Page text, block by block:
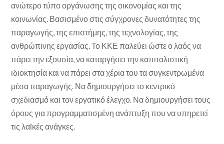
ανώτερο τύπο οργάνωσης της οικονομίας και της
κοινωνίας. Βασισμένο στις σύγχρονες δυνατότητες της
παραγωγής, της επιστήμης, της τεχνολογίας, της
ανθρώπινης εργασίας. Το ΚΚΕ παλεύει ώστε ο λαός να
πάρει την εξουσία, να καταργήσει την καπιταλιστική
ιδιοκτησία και να πάρει στα χέρια του τα συγκεντρωμένα
μέσα παραγωγής. Να δημιουργήσει το κεντρικό
σχεδιασμό και τον εργατικό έλεγχο. Να δημιουργήσει τους
όρους για προγραμματισμένη ανάπτυξη που να υπηρετεί
τις λαϊκές ανάγκες.